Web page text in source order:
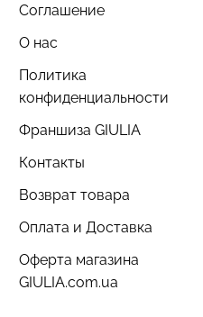
Соглашение
О нас
Политика
конфиденциальности
Франшиза GIULIA
Контакты
Возврат товара
Оплата и Доставка
Оферта магазина
GIULIA.com.ua